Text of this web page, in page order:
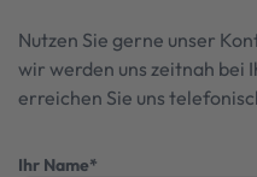
Nutzen Sie gerne unser
wir werden uns zeitnah bei
erreichen Sie uns
Ihr Name*